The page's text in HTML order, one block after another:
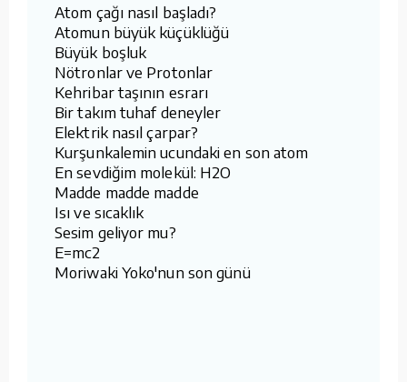
Atom çağı nasıl başladı?
Atomun büyük küçüklüğü
Büyük boşluk
Nötronlar ve Protonlar
Kehribar taşının esrarı
Bir takım tuhaf deneyler
Elektrik nasıl çarpar?
Kurşunkalemin ucundaki en son atom
En sevdiğim molekül: H2O
Madde madde madde
Isı ve sıcaklık
Sesim geliyor mu?
E=mc2
Moriwaki Yoko'nun son günü